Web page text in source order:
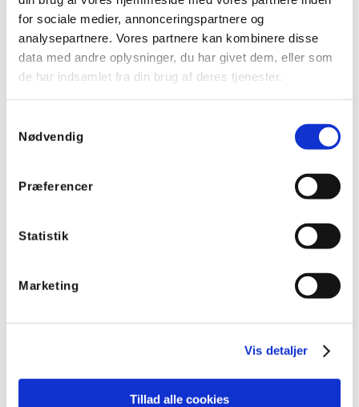
for sociale medier, annonceringspartnere og
analysepartnere. Vores partnere kan kombinere disse
data med andre oplysninger, du har givet dem, eller som
de har indsamlet fra din brug af deres tjenester.
Nødvendig
Præferencer
Statistik
Marketing
Vis detaljer
Tillad alle cookies